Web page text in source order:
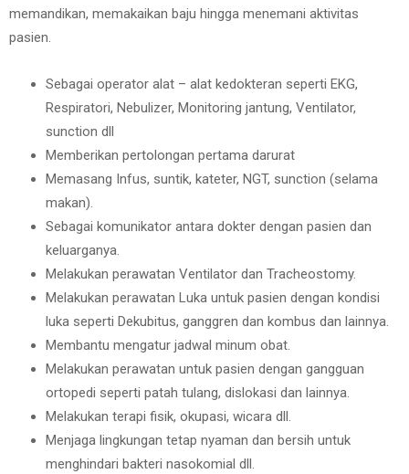
memandikan, memakaikan baju hingga menemani aktivitas
pasien.
Sebagai operator alat – alat kedokteran seperti EKG,
Respiratori, Nebulizer, Monitoring jantung, Ventilator,
sunction dll
Memberikan pertolongan pertama darurat
Memasang Infus, suntik, kateter, NGT, sunction (selama
makan).
Sebagai komunikator antara dokter dengan pasien dan
keluarganya.
Melakukan perawatan Ventilator dan Tracheostomy.
Melakukan perawatan Luka untuk pasien dengan kondisi
luka seperti Dekubitus, ganggren dan kombus dan lainnya.
Membantu mengatur jadwal minum obat.
Melakukan perawatan untuk pasien dengan gangguan
ortopedi seperti patah tulang, dislokasi dan lainnya.
Melakukan terapi fisik, okupasi, wicara dll.
Menjaga lingkungan tetap nyaman dan bersih untuk
menghindari bakteri nasokomial dll.